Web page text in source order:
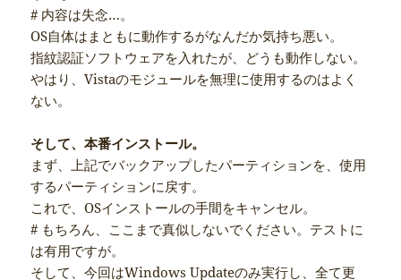
# 内容は失念…。
OS自体はまともに動作するがなんだか気持ち悪い。
指紋認証ソフトウェアを入れたが、どうも動作しない。
やはり、Vistaのモジュールを無理に使用するのはよく
ない。
そして、本番インストール。
まず、上記でバックアップしたパーティションを、使用
するパーティションに戻す。
これで、OSインストールの手間をキャンセル。
# もちろん、ここまで真似しないでください。テストに
は有用ですが。
そして、今回はWindows Updateのみ実行し、全て更